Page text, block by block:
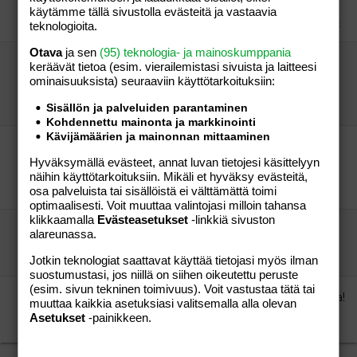
son
Vauvat ja taaperot
1
amaliakamalia
Hei sinä Äiskä jonka lapset synt.7.3.2000 ja
8.12.2002!
0
Vauvat ja taaperot
08.07.2004
son
Äiskä jonka lapset päijät hämeessä syntyneet
huhuu?
son Vauvat ja taaperot
0
Vauvat ja taaperot
06.07.2004
son
amaliakamalia jonka lapsi synt. 5.12 Joensuussa
0
Vauvat ja taaperot
07.07.2004
son
Äiskä jonka lapset synt. 7.3.00 ja 8.12.02 PHKS:ssa!
son Vauvat ja taaperot
0
07.07.2004
son
käytämme tällä sivustolla evästeitä ja vastaavia
teknologioita.
Otavaja sen (95) teknologia- ja mainoskumppania
keräävät tietoa (esim. vierailemis­tasi sivuista ja laitteesi
ominaisuuk­sista) seuraaviin käyttötarkoituksiin:
Sisällön ja palveluiden parantaminen
Kohdennettu mainonta ja markkinointi
Kävijämäärien ja mainonnan mittaaminen
Hyväksymällä evästeet, annat luvan tietojesi käsittelyyn
näihin käyttötarkoituksiin. Mikäli et hyväksy evästeitä,
osa palveluista tai sisällöistä ei välttämättä toimi
optimaalisesti. Voit muuttaa valintojasi milloin tahansa
klikkaamalla Evästeasetukset -linkkiä sivuston
alareunassa.
Jotkin teknologiat saattavat käyttää tietojasi myös ilman
suostumustasi, jos niillä on siihen oikeutettu peruste
(esim. sivun tekninen toimivuus). Voit vastustaa tätä tai
muuttaa kaikkia asetuksiasi valitsemalla alla olevan
Asetukset -painikkeen.